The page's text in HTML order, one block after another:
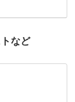
など